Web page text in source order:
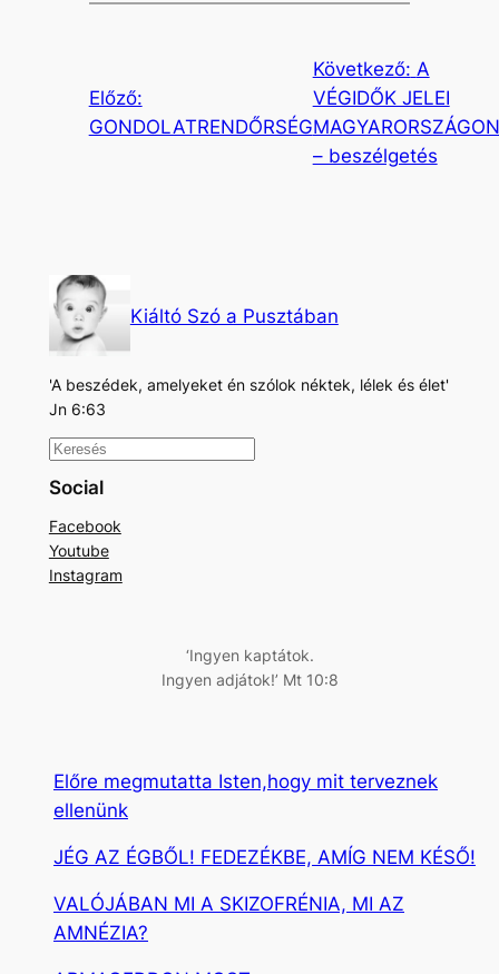
Előző:
GONDOLATRENDŐRSÉG
Következő: A
VÉGIDŐK JELEI
MAGYARORSZÁGON
– beszélgetés
Kiáltó Szó a Pusztában
'A beszédek, amelyeket én szólok néktek, lélek és élet'
Jn 6:63
K
e
e
s
Social
Facebook
Youtube
Instagram
‘Ingyen kaptátok.
Ingyen adjátok!’ Mt 10:8
Előre megmutatta Isten,hogy mit terveznek
ellenünk
JÉG AZ ÉGBŐL! FEDEZÉKBE, AMÍG NEM KÉSŐ!
VALÓJÁBAN MI A SKIZOFRÉNIA, MI AZ
AMNÉZIA?